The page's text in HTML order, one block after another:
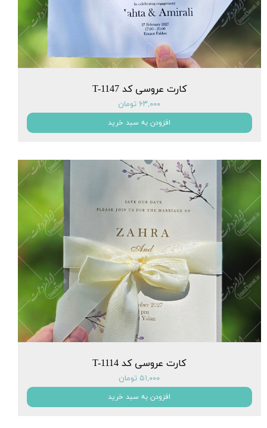
کارت عروسی کد T-1147
۶۳,۰۰۰ تومان
افزودن به سبد خرید
کارت عروسی کد T-1114
۵۱,۰۰۰ تومان
افزودن به سبد خرید